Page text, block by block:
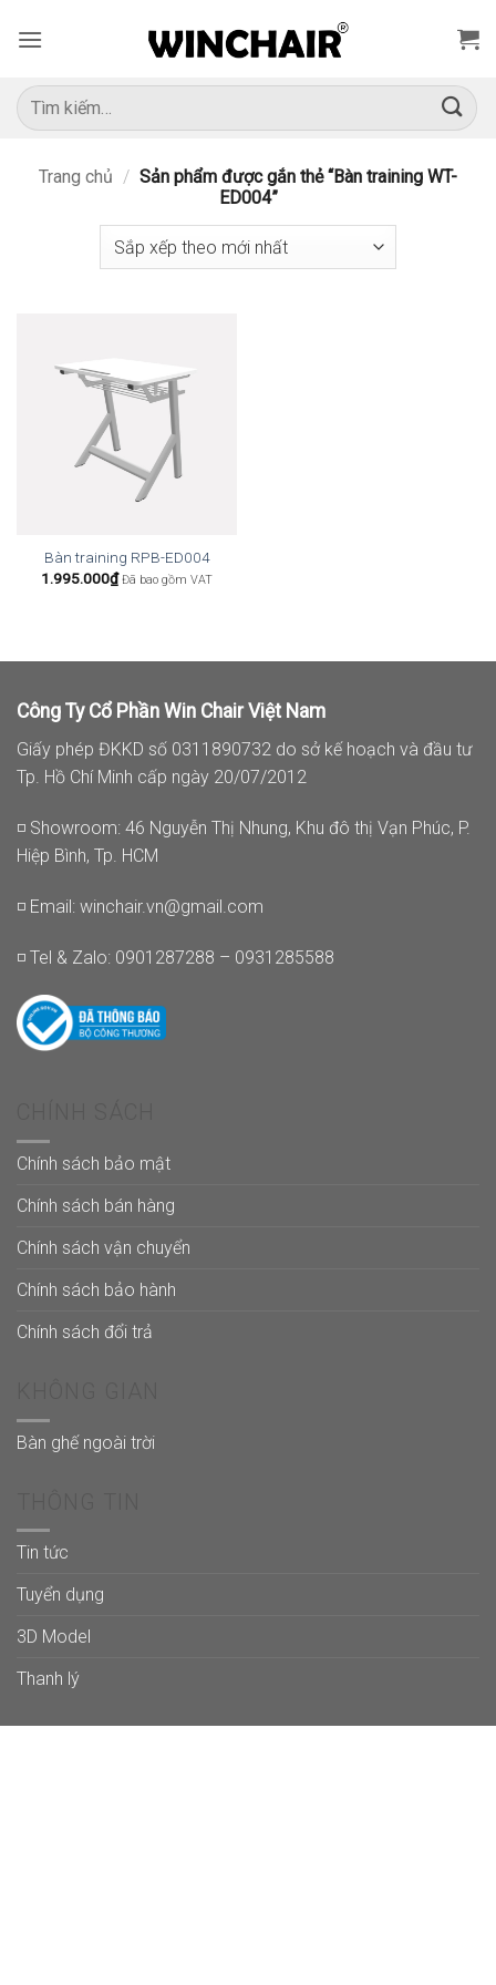
qua
dung
Tìm
kiếm:
Trang chủ / Sản phẩm được gắn thẻ “Bàn training WT-
ED004”
Bàn training RPB-ED004
1.995.000₫ Đã bao gồm VAT
Công Ty Cổ Phần Win Chair Việt Nam
Giấy phép ĐKKD số 0311890732 do sở kế hoạch và đầu tư
Tp. Hồ Chí Minh cấp ngày 20/07/2012
◽ Showroom: 46 Nguyễn Thị Nhung, Khu đô thị Vạn Phúc, P.
Hiệp Bình, Tp. HCM
◽ Email: winchair.vn@gmail.com
◽ Tel & Zalo: 0901287288 – 0931285588
Chính sách bảo mật
Chính sách bán hàng
Chính sách vận chuyển
Chính sách bảo hành
Chính sách đổi trả
Bàn ghế ngoài trời
Tin tức
Tuyển dụng
3D Model
Thanh lý